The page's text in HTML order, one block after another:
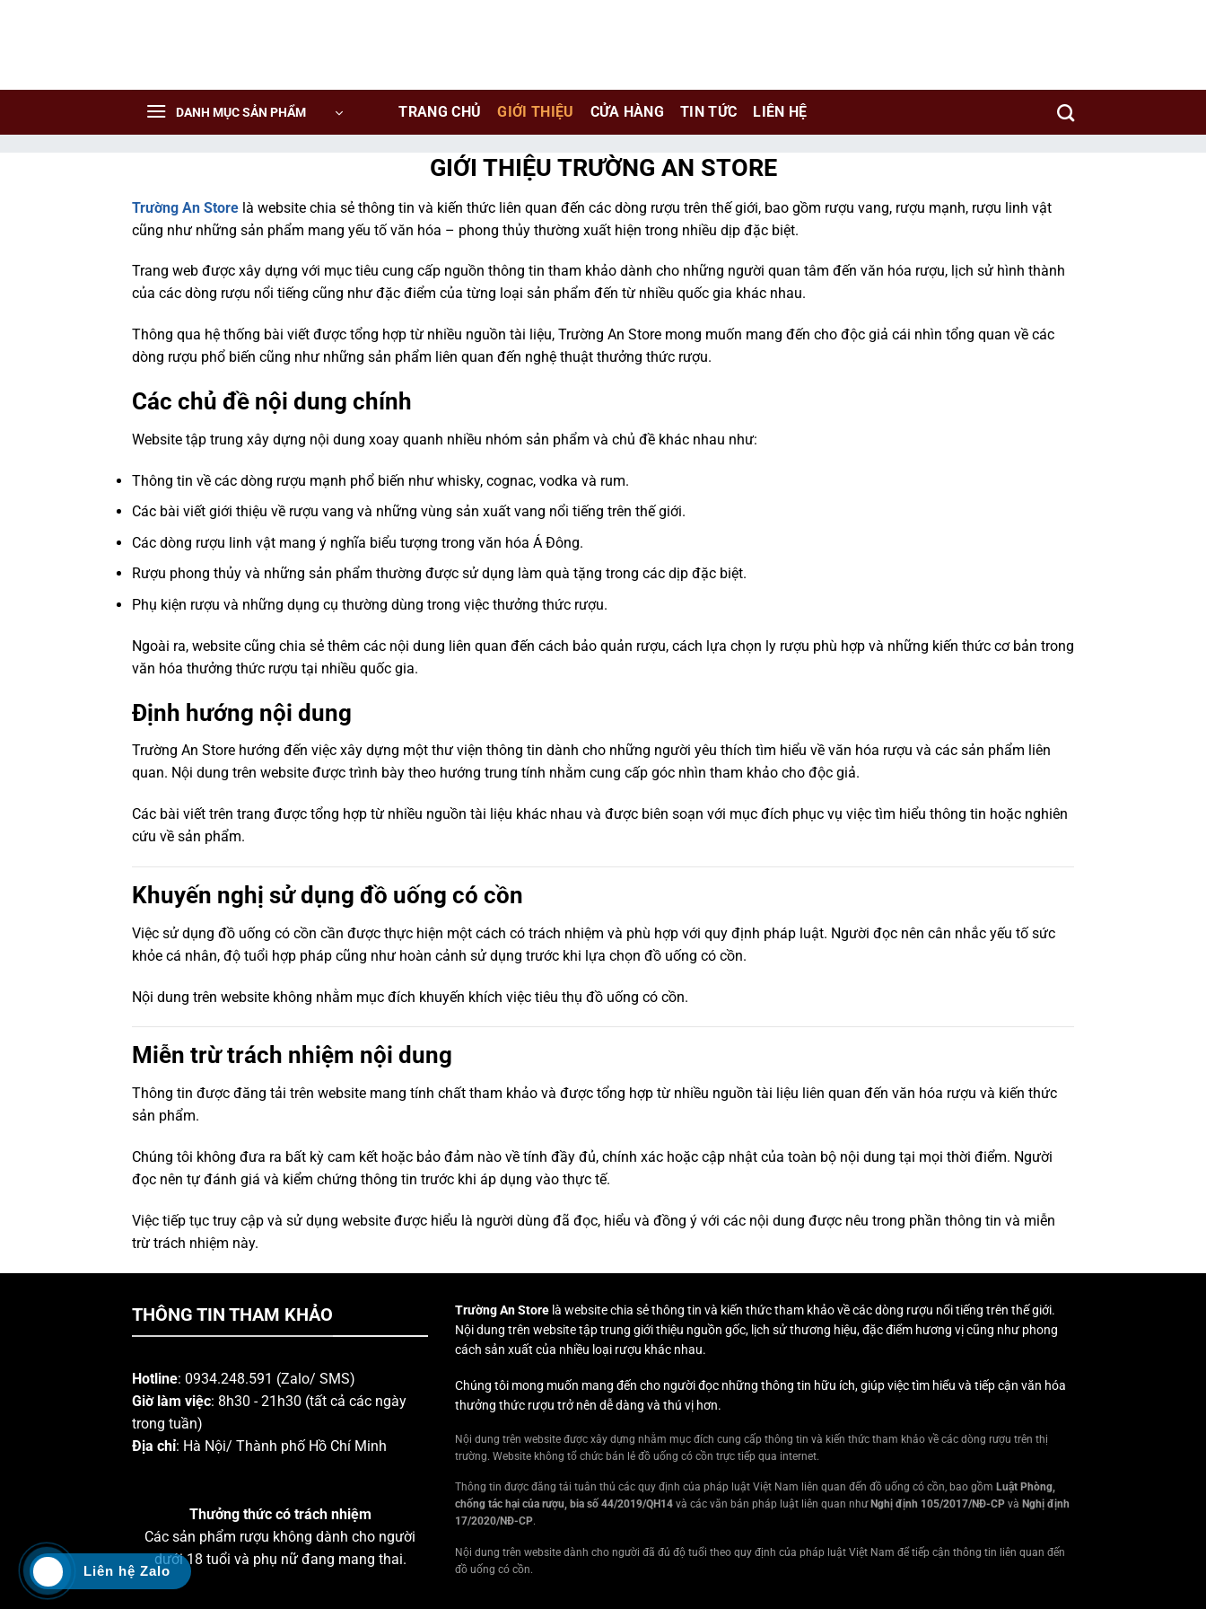
Các sản phẩm rượu không dành cho người dưới 18 tuổi và phụ nữ đang mang thai.
Tôi đã trên 18 tuổi
DANH MỤC SẢN PHẨM TRANG CHỦ GIỚI THIỆU CỬA HÀNG TIN TỨC LIÊN HỆ
GIỚI THIỆU TRƯỜNG AN STORE
Trường An Store là website chia sẻ thông tin và kiến thức liên quan đến các dòng rượu trên thế giới, bao gồm rượu vang, rượu mạnh, rượu linh vật
cũng như những sản phẩm mang yếu tố văn hóa – phong thủy thường xuất hiện trong nhiều dịp đặc biệt.
Trang web được xây dựng với mục tiêu cung cấp nguồn thông tin tham khảo dành cho những người quan tâm đến văn hóa rượu, lịch sử hình thành
của các dòng rượu nổi tiếng cũng như đặc điểm của từng loại sản phẩm đến từ nhiều quốc gia khác nhau.
Thông qua hệ thống bài viết được tổng hợp từ nhiều nguồn tài liệu, Trường An Store mong muốn mang đến cho độc giả cái nhìn tổng quan về các
dòng rượu phổ biến cũng như những sản phẩm liên quan đến nghệ thuật thưởng thức rượu.
Các chủ đề nội dung chính
Website tập trung xây dựng nội dung xoay quanh nhiều nhóm sản phẩm và chủ đề khác nhau như:
Thông tin về các dòng rượu mạnh phổ biến như whisky, cognac, vodka và rum.
Các bài viết giới thiệu về rượu vang và những vùng sản xuất vang nổi tiếng trên thế giới.
Các dòng rượu linh vật mang ý nghĩa biểu tượng trong văn hóa Á Đông.
Rượu phong thủy và những sản phẩm thường được sử dụng làm quà tặng trong các dịp đặc biệt.
Phụ kiện rượu và những dụng cụ thường dùng trong việc thưởng thức rượu.
Ngoài ra, website cũng chia sẻ thêm các nội dung liên quan đến cách bảo quản rượu, cách lựa chọn ly rượu phù hợp và những kiến thức cơ bản trong
văn hóa thưởng thức rượu tại nhiều quốc gia.
Định hướng nội dung
Trường An Store hướng đến việc xây dựng một thư viện thông tin dành cho những người yêu thích tìm hiểu về văn hóa rượu và các sản phẩm liên
quan. Nội dung trên website được trình bày theo hướng trung tính nhằm cung cấp góc nhìn tham khảo cho độc giả.
Các bài viết trên trang được tổng hợp từ nhiều nguồn tài liệu khác nhau và được biên soạn với mục đích phục vụ việc tìm hiểu thông tin hoặc nghiên
cứu về sản phẩm.
Khuyến nghị sử dụng đồ uống có cồn
Việc sử dụng đồ uống có cồn cần được thực hiện một cách có trách nhiệm và phù hợp với quy định pháp luật. Người đọc nên cân nhắc yếu tố sức
khỏe cá nhân, độ tuổi hợp pháp cũng như hoàn cảnh sử dụng trước khi lựa chọn đồ uống có cồn.
Nội dung trên website không nhằm mục đích khuyến khích việc tiêu thụ đồ uống có cồn.
Miễn trừ trách nhiệm nội dung
Thông tin được đăng tải trên website mang tính chất tham khảo và được tổng hợp từ nhiều nguồn tài liệu liên quan đến văn hóa rượu và kiến thức
sản phẩm.
Chúng tôi không đưa ra bất kỳ cam kết hoặc bảo đảm nào về tính đầy đủ, chính xác hoặc cập nhật của toàn bộ nội dung tại mọi thời điểm. Người
đọc nên tự đánh giá và kiểm chứng thông tin trước khi áp dụng vào thực tế.
Việc tiếp tục truy cập và sử dụng website được hiểu là người dùng đã đọc, hiểu và đồng ý với các nội dung được nêu trong phần thông tin và miễn
trừ trách nhiệm này.
THÔNG TIN THAM KHẢO
Hotline: 0934.248.591 (Zalo/ SMS)
Giờ làm việc: 8h30 - 21h30 (tất cả các ngày
trong tuần)
Địa chỉ: Hà Nội/ Thành phố Hồ Chí Minh
Thưởng thức có trách nhiệm
Các sản phẩm rượu không dành cho người
dưới 18 tuổi và phụ nữ đang mang thai.
Trường An Store là website chia sẻ thông tin và kiến thức tham khảo về các dòng rượu nổi tiếng trên thế giới.
Nội dung trên website tập trung giới thiệu nguồn gốc, lịch sử thương hiệu, đặc điểm hương vị cũng như phong
cách sản xuất của nhiều loại rượu khác nhau.
Chúng tôi mong muốn mang đến cho người đọc những thông tin hữu ích, giúp việc tìm hiểu và tiếp cận văn hóa
thưởng thức rượu trở nên dễ dàng và thú vị hơn.
Nội dung trên website được xây dựng nhằm mục đích cung cấp thông tin và kiến thức tham khảo về các dòng rượu trên thị
trường. Website không tổ chức bán lẻ đồ uống có cồn trực tiếp qua internet.
Thông tin được đăng tải tuân thủ các quy định của pháp luật Việt Nam liên quan đến đồ uống có cồn, bao gồm Luật Phòng,
chống tác hại của rượu, bia số 44/2019/QH14 và các văn bản pháp luật liên quan như Nghị định 105/2017/NĐ-CP và Nghị định
17/2020/NĐ-CP.
Nội dung trên website dành cho người đã đủ độ tuổi theo quy định của pháp luật Việt Nam để tiếp cận thông tin liên quan đến
đồ uống có cồn.
Liên hệ Zalo